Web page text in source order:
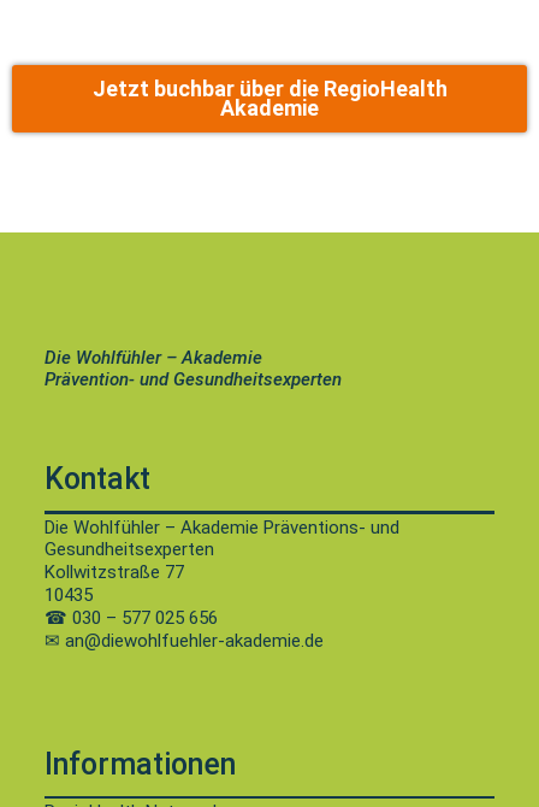
Jetzt buchbar über die RegioHealth
Akademie
Die Wohlfühler – Akademie
Prävention- und Gesundheitsexperten
Kontakt
Die Wohlfühler – Akademie Präventions- und
Gesundheitsexperten
Kollwitzstraße 77
10435
☎ 030 – 577 025 656
✉ an@diewohlfuehler-akademie.de
Informationen